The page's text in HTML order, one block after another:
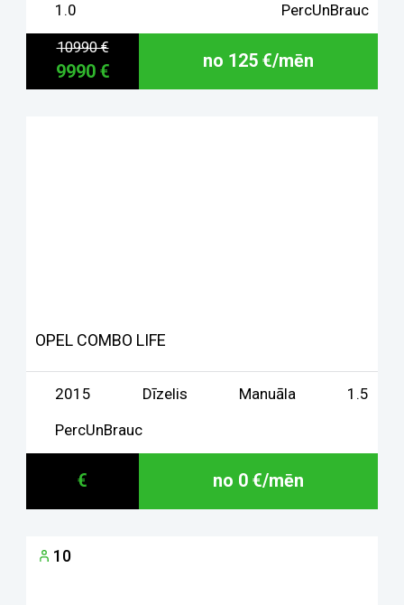
1.0
PercUnBrauc
10990 €
9990 €
no 125 €/mēn
OPEL COMBO LIFE
2015 Dīzelis Manuāla
1.5
PercUnBrauc
€ no 0 €/mēn
10